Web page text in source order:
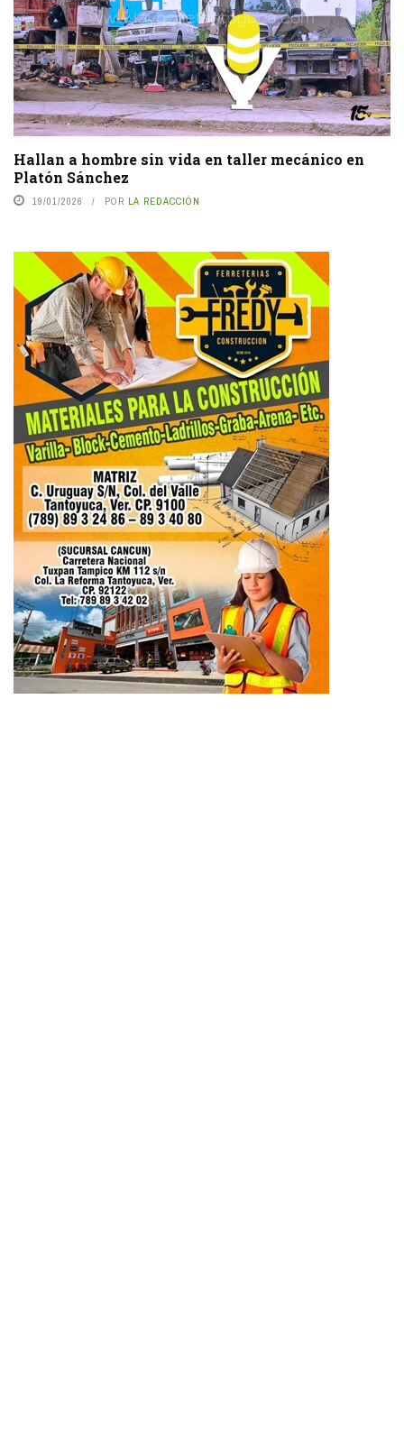
Hallan a hombre sin vida en taller mecánico en
Platón Sánchez
19/01/2026 POR LA REDACCIÓN